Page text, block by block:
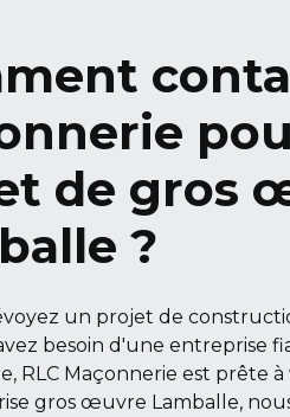
de gros
?
un projet de
besoin d'une entreprise
RLC Maçonnerie est prête à
gros œuvre Lamballe,